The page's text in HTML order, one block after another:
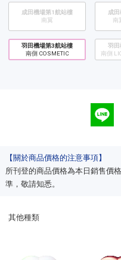
成田機場第1航站樓
南翼
成
南
羽田機場第3航站樓
南側 COSMETIC
羽田
南側
【關於商品價格的注意事項】
所刊登的商品價格為本日銷售價
準，敬請知悉。
其他種類